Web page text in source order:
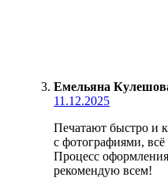
Емельяна
11.12.2025
Печатают быстро и
с фотографиями,
Процесс
рекомендую всем!